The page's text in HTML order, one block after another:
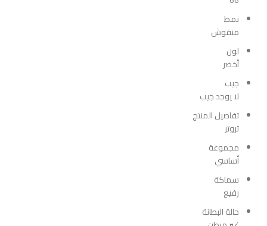
نمط
منقوش
لون
أخضر
جيب
لا يوجد جيب
تفاصيل المنتج
تروتر
مجموعة
أساسي
سماكة
رفيع
حالة البطانة